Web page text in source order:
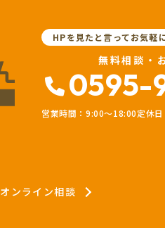
HPを見たと言ってお気軽
無料相談・
0595-
営業時間：9:00〜18:00定休
オンライン相談